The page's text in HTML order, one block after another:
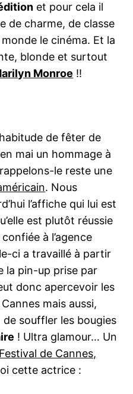
et pour cela il
de charme, de classe
le cinéma. Et la
blonde et surtout
Monroe !!
de fêter de
mai un hommage à
le reste une
. Nous
l’affiche qui lui est
est plutôt réussie
à l’agence
ci a travaillé à partir
la pin-up prise par
donc apercevoir les
mais aussi,
souffler les bougies
! Ultra glamour… Un
Festival de Cannes,
cette actrice :